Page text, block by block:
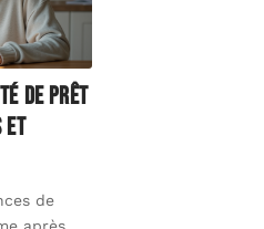
de prêt
et
de